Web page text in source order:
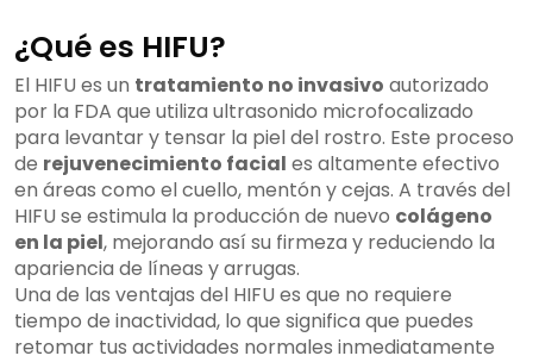
¿Qué es HIFU?
El HIFU es un tratamiento no invasivo autorizado
por la FDA que utiliza ultrasonido microfocalizado
para levantar y tensar la piel del rostro. Este proceso
de rejuvenecimiento facial es altamente efectivo
en áreas como el cuello, mentón y cejas. A través del
HIFU se estimula la producción de nuevo colágeno
en la piel, mejorando así su firmeza y reduciendo la
apariencia de líneas y arrugas.
Una de las ventajas del HIFU es que no requiere
tiempo de inactividad, lo que significa que puedes
retomar tus actividades normales inmediatamente